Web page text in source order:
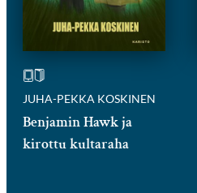
JUHA-PEKKA KOSKINEN
Benjamin Hawk ja
kirottu kultaraha